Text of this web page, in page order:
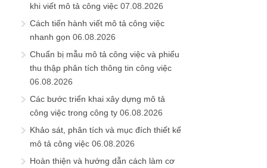
khi viết mô tả công việc 07.08.2026
Cách tiến hành viết mô tả công việc
nhanh gọn 06.08.2026
Chuẩn bị mẫu mô tả công việc và phiếu
thu thập phân tích thông tin công việc
06.08.2026
Các bước triển khai xây dựng mô tả
công việc trong công ty 06.08.2026
Khảo sát, phân tích và mục đích thiết kế
mô tả công việc 06.08.2026
Hoàn thiện và hướng dẫn cách làm cơ